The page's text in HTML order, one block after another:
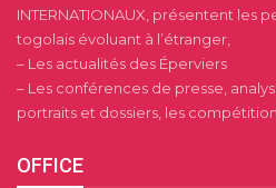
INTERNATIONAUX, présentent les
togolais évoluant à l’étranger,
– Les actualités des Éperviers
– Les conférences de presse,
portraits et dossiers, les
OFFICE